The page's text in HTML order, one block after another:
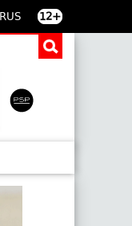
RUS 12+